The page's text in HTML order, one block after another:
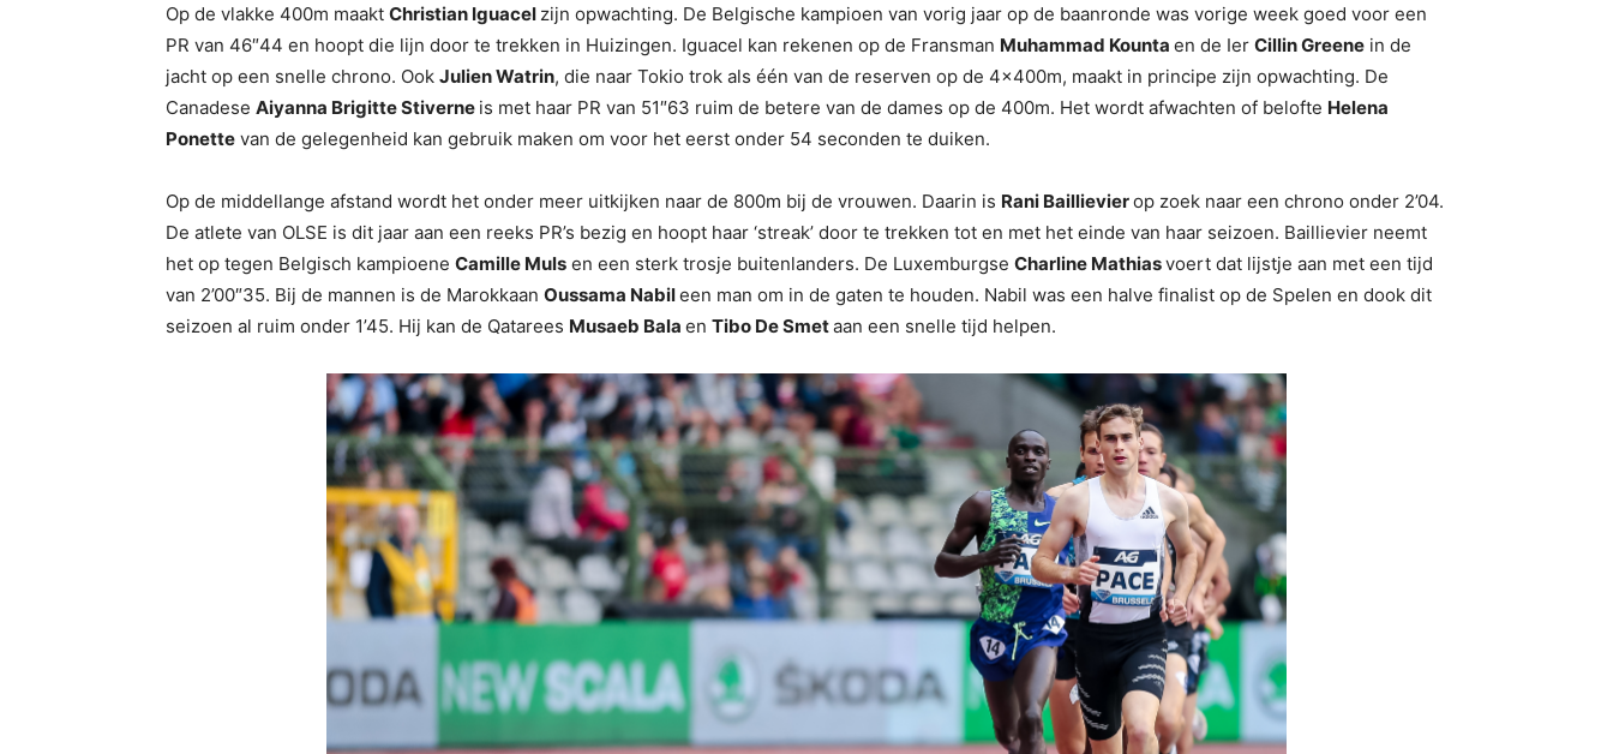
Op de vlakke 400m maakt Christian Iguacel zijn opwachting. De Belgische kampioen van vorig jaar op de baanronde was vorige week goed voor een
PR van 46″44 en hoopt die lijn door te trekken in Huizingen. Iguacel kan rekenen op de Fransman Muhammad Kounta en de Ier Cillin Greene in de
jacht op een snelle chrono. Ook Julien Watrin, die naar Tokio trok als één van de reserven op de 4x400m, maakt in principe zijn opwachting. De
Canadese Aiyanna Brigitte Stiverne is met haar PR van 51″63 ruim de betere van de dames op de 400m. Het wordt afwachten of belofte Helena
Ponette van de gelegenheid kan gebruik maken om voor het eerst onder 54 seconden te duiken.
Op de middellange afstand wordt het onder meer uitkijken naar de 800m bij de vrouwen. Daarin is Rani Baillievierop zoek naar een chrono onder 2’04.
De atlete van OLSE is dit jaar aan een reeks PR’s bezig en hoopt haar ‘streak’ door te trekken tot en met het einde van haar seizoen. Baillievier neemt
het op tegen Belgisch kampioene Camille Muls en een sterk trosje buitenlanders. De Luxemburgse Charline Mathiasvoert dat lijstje aan met een tijd
van 2’00″35. Bij de mannen is de Marokkaan Oussama Nabileen man om in de gaten te houden. Nabil was een halve finalist op de Spelen en dook dit
seizoen al ruim onder 1’45. Hij kan de Qatarees Musaeb Bala en Tibo De Smetaan een snelle tijd helpen.